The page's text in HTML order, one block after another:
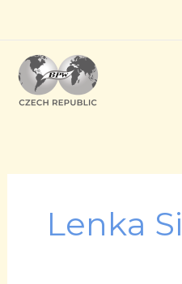
obsah
Lenka